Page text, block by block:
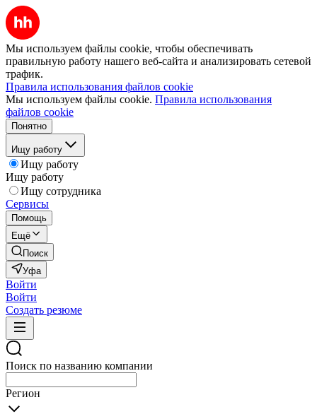
Мы используем файлы cookie, чтобы обеспечивать
правильную работу нашего веб-сайта и анализировать сетевой
трафик.
Правила использования файлов cookie
Мы используем файлы cookie. Правила использования
файлов cookie
Понятно
Ищу работу
Ищу работу
Ищу работу
Ищу сотрудника
Сервисы
Помощь
Ещё
Поиск
Уфа
Войти
Войти
Создать резюме
Поиск по названию компании
Регион